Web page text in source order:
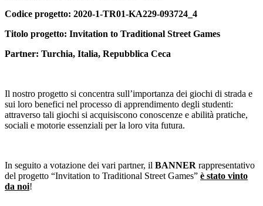
Codice progetto: 2020-1-TR01-KA229-093724_4
Titolo progetto: Invitation to Traditional Street Games
Partner: Turchia, Italia, Repubblica Ceca
Il nostro progetto si concentra sull’importanza dei giochi di strada e
sui loro benefici nel processo di apprendimento degli studenti:
attraverso tali giochi si acquisiscono conoscenze e abilità pratiche,
sociali e motorie essenziali per la loro vita futura.
In seguito a votazione dei vari partner, il BANNER rappresentativo
del progetto “Invitation to Traditional Street Games” è stato vinto
da noi!